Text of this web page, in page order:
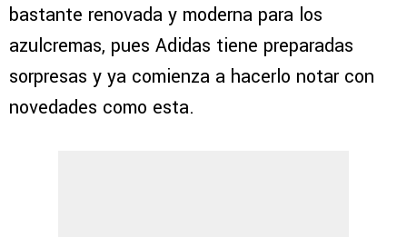
bastante renovada y moderna para los
azulcremas, pues Adidas tiene preparadas
sorpresas y ya comienza a hacerlo notar con
novedades como esta.